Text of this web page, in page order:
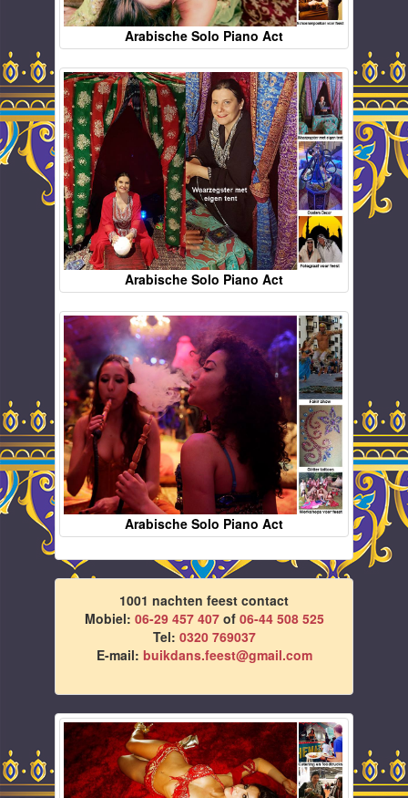
Arabische Solo Piano Act
Arabische Solo Piano Act
Arabische Solo Piano Act
1001 nachten feest contact
Mobiel: 06-29 457 407of 06-44 508 525
Tel: 0320 769037
E-mail: buikdans.feest@gmail.com